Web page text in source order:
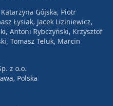
Gójska, Piotr
Łysiak, Jacek Liziniewicz,
Antoni Rybczyński, Krzysztof
Tomasz Teluk, Marcin
z o.o.
Polska